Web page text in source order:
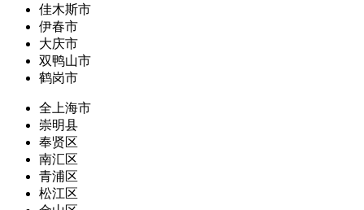
佳木斯市
伊春市
大庆市
双鸭山市
鹤岗市
全上海市
崇明县
奉贤区
南汇区
青浦区
松江区